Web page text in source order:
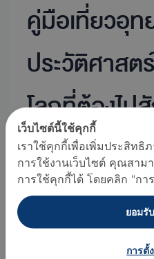
คู่มือเที่ยวอุท
ประวัติศาสต
โลกที่ต้องไป
สุโขทัย,ไทย/Bangkok
Bangkok Airways สรุปใ
เว็บไซต์นี้ใช้คุกกี้
เราใช้คุกกี้เพื่อเพิ่มประสิท
การใช้งานเว็บไซต์ คุณสาม
การใช้คุกกี้ได้ โดยคลิก "กา
ยอมรั
การตั้